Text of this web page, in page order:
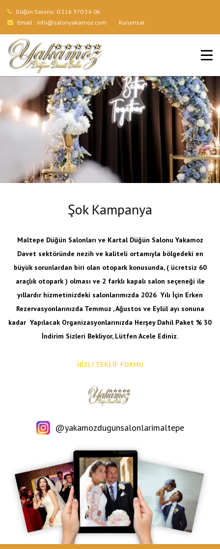
Düğün Salonu: 0 216 370 56 06
Email : info@salonyakamoz.com Kurumsal
ANA SAYFA
HIZMETLERIMIZ
MENÜLER
GALERI
BLOG
İLETIŞIM
Şok Kampanya
Maltepe Düğün Salonları ve Kartal Düğün Salonu Yakamoz
Davet sektöründe nezih ve kaliteli ortamıyla bölgedeki en
büyük sorunlardan biri olan otopark konusunda, ( ücretsiz 60
araçlık otopark ) olması ve 2 farklı kapalı salon seçeneği ile
yıllardır hizmetinizdeki salonlarımızda 2026 Yılı İçin Erken
Rezervasyonlarınızda Temmuz , Ağustos ve Eylül ayı sonuna
kadar Yapılacak Organizasyonlarınızda Herşey Dahil Paket % 30
İndirim Sizleri Bekliyor, Lütfen Acele Ediniz.
HIZLI TEKLİF FORMU
@yakamozdugunsalonlarimaltepe